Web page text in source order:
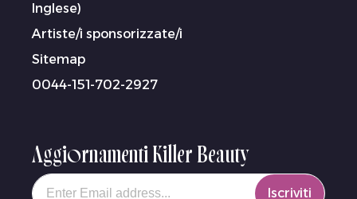
Inglese)
Artiste/i sponsorizzate/i
Sitemap
0044-151-702-2927
Aggiornamenti Killer Beauty
Your email
Iscriviti